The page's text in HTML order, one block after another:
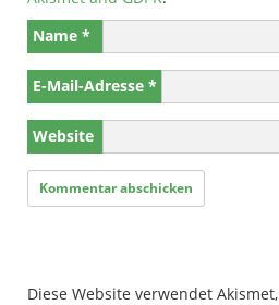
Name *
E-Mail-Adresse *
Website
Diese Website verwendet